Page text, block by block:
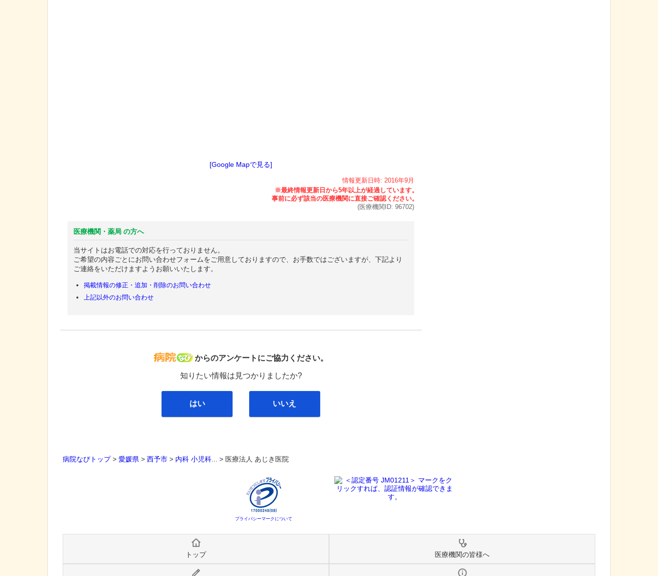
[Google Mapで見る]
情報更新日時: 2016年9月
(医療機関ID: 96702)
医療機関・薬局 の方へ
当サイトはお電話での対応を行っておりません。
ご希望の内容ごとにお問い合わせフォームをご用意しておりますので、お手数ではございますが、下記より
ご連絡をいただけますようお願いいたします。
掲載情報の修正・追加・削除のお問い合わせ
上記以外のお問い合わせ
病院なび
からのアンケートにご協力ください。
知りたい情報は見つかりましたか?
はい いいえ
病院なびトップ> 愛媛県 > 西予市 > 内科 小児科 ... > 医療法人 あじき医院
プライバシーマークについて
トップ 医療機関の皆様へ